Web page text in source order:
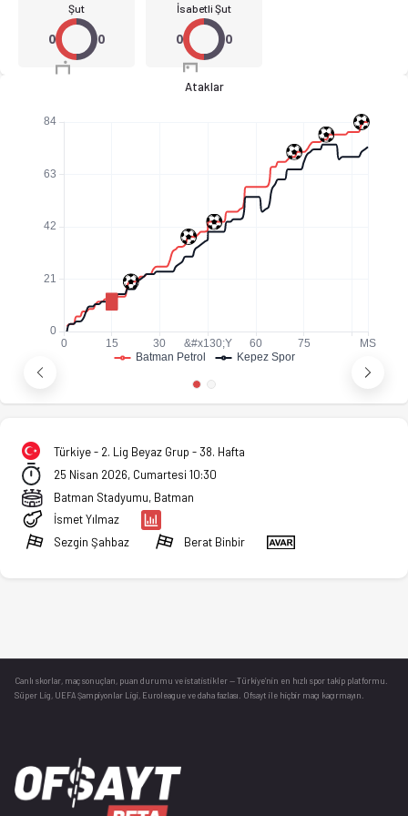
Şut
0 0
İsabetli Şut
0 0
Ataklar
Türkiye - 2. Lig Beyaz Grup - 38. Hafta
25 Nisan 2026, Cumartesi 10:30
Batman Stadyumu, Batman
İsmet Yılmaz
Sezgin Şahbaz
Berat Binbir
Canlı skorlar , maç sonuçları, puan durumu ve istatistikler — Türkiye’nin en hızlı spor takip platformu.
Süper Lig, UEFA Şampiyonlar Ligi, Euroleague ve daha fazlası. Ofsayt ile hiçbir maçı kaçırmayın.